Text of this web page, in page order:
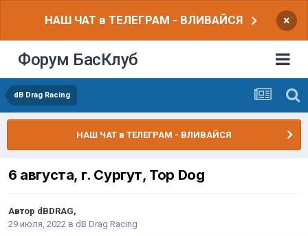
НАШ ЧАТ в ТЕЛЕГРАМ - ВЛИВАЙСЯ ×
Форум БасКлуб
dB Drag Racing
НАШ ЧАТ в ТЕЛЕГРАМ - ВЛИВАЙСЯ
6 августа, г. Сургут, Top Dog
Автор dBDRAG,
29 июля, 2022 в dB Drag Racing